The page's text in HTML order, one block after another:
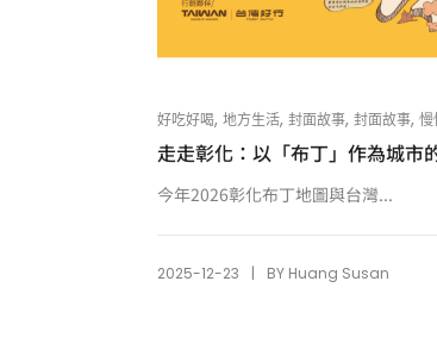
好吃好喝, 地方生活, 封面故事, 封面故事, 慢
走走彰化：以「布丁」作為城市
今年2026彰化布丁地圖與台灣...
2025-12-23 | BY Huang Susan